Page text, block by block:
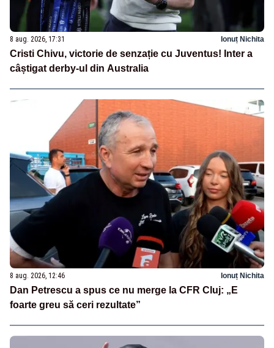
8 aug. 2026, 17:31 Ionuț Nichita
Cristi Chivu, victorie de senzație cu Juventus! Inter a
câștigat derby-ul din Australia
8 aug. 2026, 12:46 Ionuț Nichita
Dan Petrescu a spus ce nu merge la CFR Cluj: „E
foarte greu să ceri rezultate”